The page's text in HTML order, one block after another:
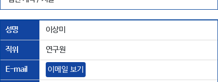
성명 이상미
직위 연구원
E-mail 이메일 보기